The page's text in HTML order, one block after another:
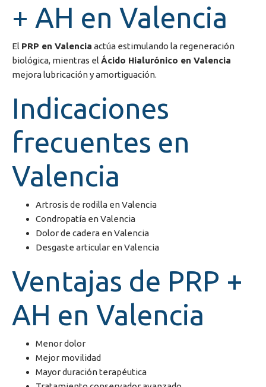
+ AH en Valencia
El PRP en Valencia actúa estimulando la regeneración
biológica, mientras el Ácido Hialurónico en Valencia
mejora lubricación y amortiguación.
Indicaciones
frecuentes en
Valencia
Artrosis de rodilla en Valencia
Condropatía en Valencia
Dolor de cadera en Valencia
Desgaste articular en Valencia
Ventajas de PRP +
AH en Valencia
Menor dolor
Mejor movilidad
Mayor duración terapéutica